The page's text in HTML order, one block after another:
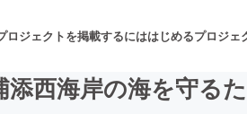
ロジェクトを掲載するにははじめるプロジェ
添西海岸の海を守る